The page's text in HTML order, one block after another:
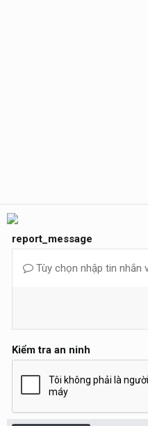
report_message
Tùy chọn nhập tin nhắn
Kiểm tra an ninh